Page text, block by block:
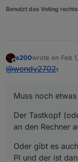
Benutzt das Voting
Offline
a200wrote on Feb
last edited by
@wendy2702:
Muss noch
Der Tastkopf
an den Rechner
Oder gibt es
PI und der ist